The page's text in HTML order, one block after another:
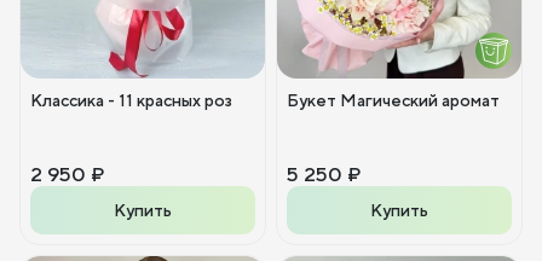
Классика - 11 красных роз
2 950 ₽
Купить
Букет Магический аромат
5 250 ₽
Купить